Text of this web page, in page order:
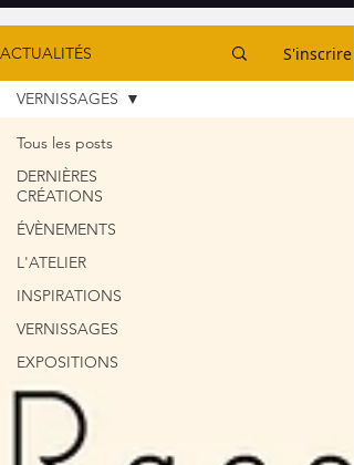
ACTUALITÉS S'inscrire
Tous les posts
DERNIÈRES
CRÉATIONS
ÉVÈNEMENTS
L'ATELIER
INSPIRATIONS
VERNISSAGES
EXPOSITIONS
VERNISSAGES